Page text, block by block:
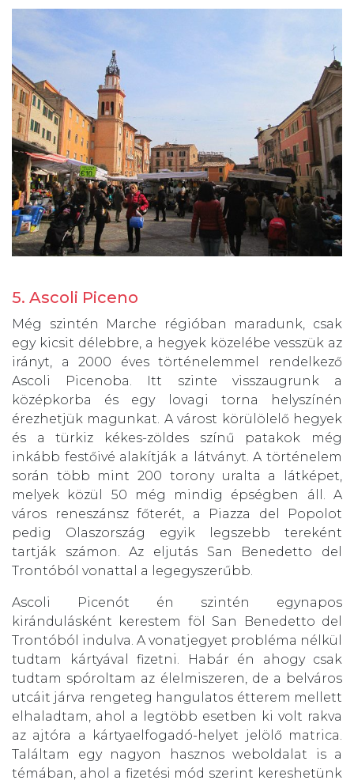
5. Ascoli Piceno
Még szintén Marche régióban maradunk, csak
egy kicsit délebbre, a hegyek közelébe vesszük az
irányt, a 2000 éves történelemmel rendelkező
Ascoli Picenoba. Itt szinte visszaugrunk a
középkorba és egy lovagi torna helyszínén
érezhetjük magunkat. A várost körülölelő hegyek
és a türkiz kékes-zöldes színű patakok még
inkább festőivé alakítják a látványt. A történelem
során több mint 200 torony uralta a látképet,
melyek közül 50 még mindig épségben áll. A
város reneszánsz főterét, a Piazza del Popolot
pedig Olaszország egyik legszebb tereként
tartják számon. Az eljutás San Benedetto del
Trontóból vonattal a legegyszerűbb.
Ascoli Picenót én szintén egynapos
kirándulásként kerestem föl San Benedetto del
Trontóból indulva. A vonatjegyet probléma nélkül
tudtam kártyával fizetni. Habár én ahogy csak
tudtam spóroltam az élelmiszeren, de a belváros
utcáit járva rengeteg hangulatos étterem mellett
elhaladtam, ahol a legtöbb esetben ki volt rakva
az ajtóra a kártyaelfogadó-helyet jelölő matrica.
Találtam egy nagyon hasznos weboldalat is a
témában, ahol a fizetési mód szerint kereshetünk